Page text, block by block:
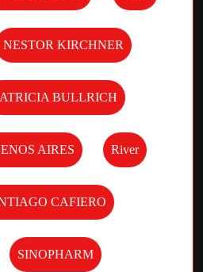
NESTOR KIRCHNER
BULLRICH
AIRES River
CAFIERO
SINOPHARM